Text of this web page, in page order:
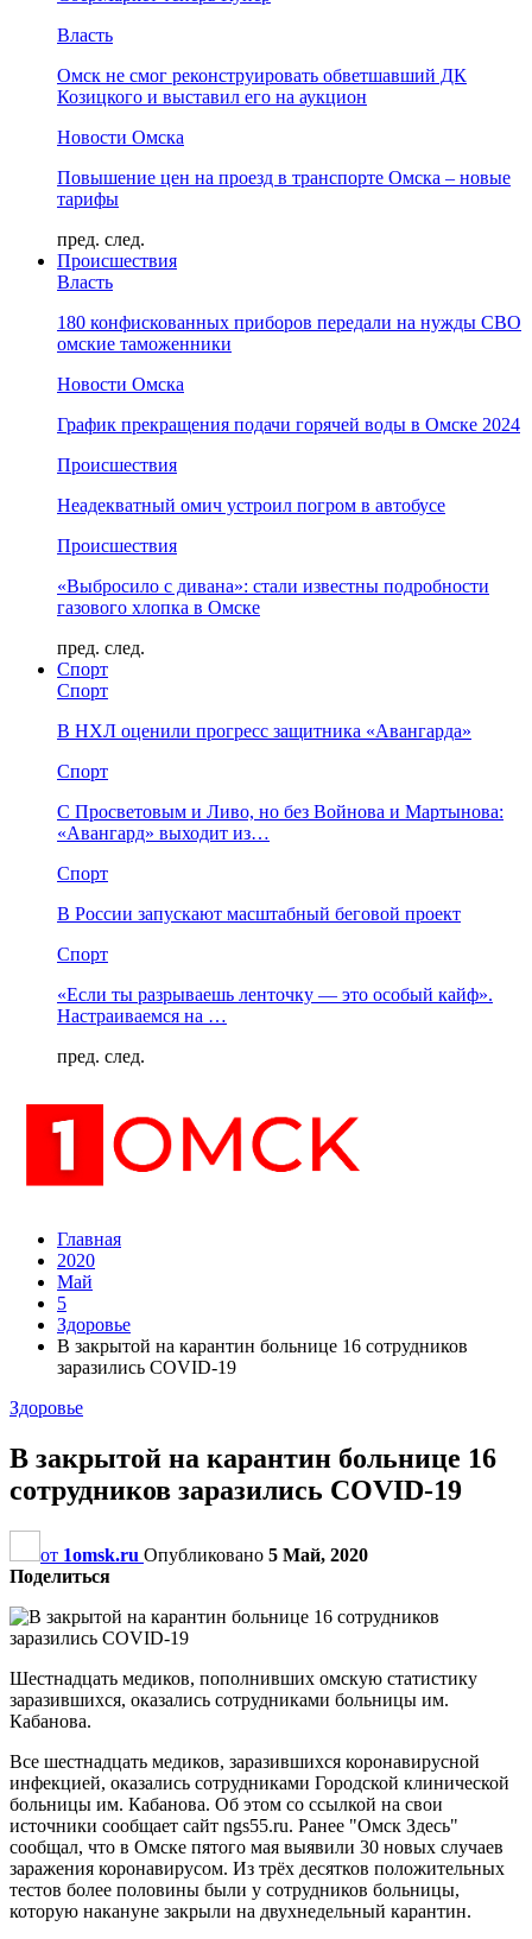
Власть
Омск не смог реконструировать обветшавший ДК
Козицкого и выставил его на аукцион
Новости Омска
Повышение цен на проезд в транспорте Омска – новые
тарифы
пред. след.
Происшествия
Власть
180 конфискованных приборов передали на нужды СВО
омские таможенники
Новости Омска
График прекращения подачи горячей воды в Омске 2024
Происшествия
Неадекватный омич устроил погром в автобусе
Происшествия
«Выбросило с дивана»: стали известны подробности
газового хлопка в Омске
пред. след.
Спорт
Спорт
В НХЛ оценили прогресс защитника «Авангарда»
Спорт
С Просветовым и Ливо, но без Войнова и Мартынова:
«Авангард» выходит из…
Спорт
В России запускают масштабный беговой проект
Спорт
«Если ты разрываешь ленточку — это особый кайф».
Настраиваемся на …
пред. след.
Главная
2020
Май
5
Здоровье
В закрытой на карантин больнице 16 сотрудников
заразились COVID-19
Здоровье
В закрытой на карантин больнице 16
сотрудников заразились COVID-19
от 1omsk.ru Опубликовано 5 Май, 2020
Поделиться
Шестнадцать медиков, пополнивших омскую статистику
заразившихся, оказались сотрудниками больницы им.
Кабанова.
Все шестнадцать медиков, заразившихся коронавирусной
инфекцией, оказались сотрудниками Городской клинической
больницы им. Кабанова. Об этом со ссылкой на свои
источники сообщает сайт ngs55.ru. Ранее "Омск Здесь"
сообщал, что в Омске пятого мая выявили 30 новых случаев
заражения коронавирусом. Из трёх десятков положительных
тестов более половины были у сотрудников больницы,
которую накануне закрыли на двухнедельный карантин.